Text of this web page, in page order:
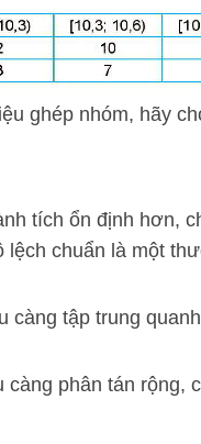
ghép nhóm, hãy
tích ổn định hơn,
chuẩn là một
càng tập trung
càng phân tán rộng,